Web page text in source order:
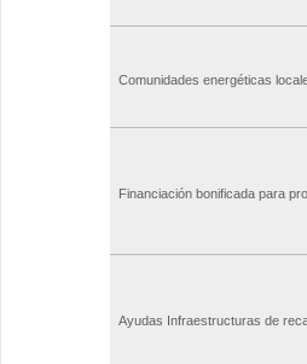
Comunidades energéticas
Financiación bonificada para
Ayudas Infraestructuras de